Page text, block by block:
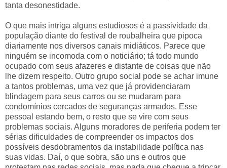
tanta desonestidade.
O que mais intriga alguns estudiosos é a passividade da
população diante do festival de roubalheira que pipoca
diariamente nos diversos canais midiáticos. Parece que
ninguém se incomoda com o noticiário; tá todo mundo
ocupado com seus afazeres e distante de coisas que não
lhe dizem respeito. Outro grupo social pode se achar imune
a tantos problemas, uma vez que já providenciaram
blindagem para seus carros ou se mudaram para
condomínios cercados de seguranças armados. Esse
pessoal estando bem, o resto que se vire com seus
problemas sociais. Alguns moradores de periferia podem ter
sérias dificuldades de compreender os impactos dos
possíveis desdobramentos da instabilidade política nas
suas vidas. Daí, o que sobra, são uns e outros que